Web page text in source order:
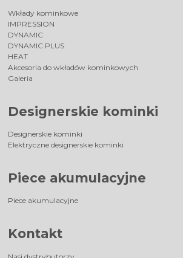
Wkłady kominkowe
IMPRESSION
DYNAMIC
DYNAMIC PLUS
HEAT
Akcesoria do wkładów kominkowych
Galeria
Designerskie kominki
Designerskie kominki
Elektryczne designerskie kominki
Piece akumulacyjne
Piece akumulacyjne
Kontakt